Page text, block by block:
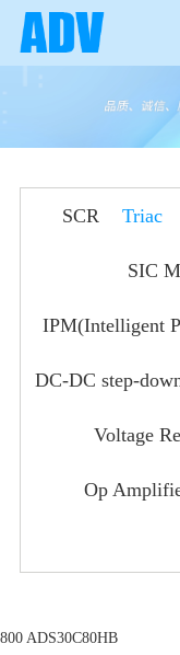
SCR Triac
SIC
IPM(Intelligent
DC-DC step-
Voltage
Op
800 ADS30C80HB